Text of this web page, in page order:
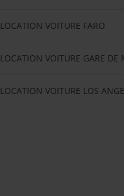
LOCATION VOITURE FARO
LOCATION VOITURE GARE DE
LOCATION VOITURE LOS